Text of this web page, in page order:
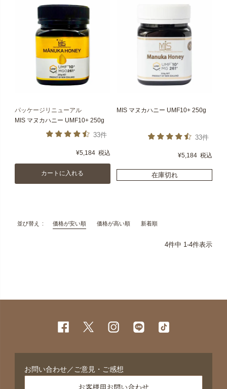
パッケージリニューアル
MIS マヌカハニー UMF10+ 250g
33件
¥5,184 税込
カートに入れる
MIS マヌカハニー UMF10+ 250g
33件
¥5,184 税込
在庫切れ
並び替え 価格が安い順 価格が高い順 新着順
4件中 1-4件表示
お問い合わせ／ご意見・ご感想